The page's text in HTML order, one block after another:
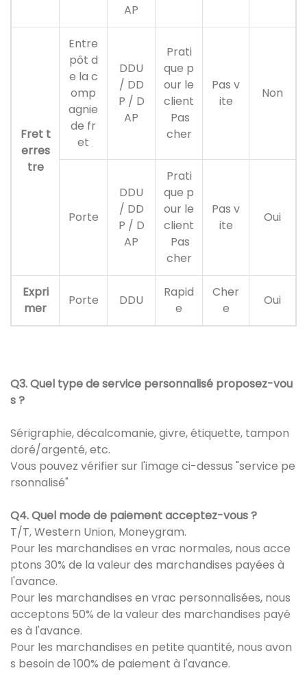
AP
Fret t
erres
tre
Entre
pôt d
e la c
omp
agnie
de fr
et
DDU
/ DD
P / D
AP
Prati
que p
our le
client
Pas
cher
Pas v
ite
Non
Porte
DDU
/ DD
P / D
AP
Prati
que p
our le
client
Pas
cher
Pas v
ite
Oui
Expri
mer
Porte DDU
Rapid
e
Cher
e
Oui
Q3. Quel type de service personnalisé proposez-vou
s ?
Sérigraphie, décalcomanie, givre, étiquette, tampon
doré/argenté, etc.
Vous pouvez vérifier sur l'image ci-dessus "service pe
rsonnalisé"
Q4. Quel mode de paiement acceptez-vous ?
T/T, Western Union, Moneygram.
Pour les marchandises en vrac normales, nous acce
ptons 30% de la valeur des marchandises payées à
l'avance.
Pour les marchandises en vrac personnalisées, nous
acceptons 50% de la valeur des marchandises payé
es à l'avance.
Pour les marchandises en petite quantité, nous avon
s besoin de 100% de paiement à l'avance.